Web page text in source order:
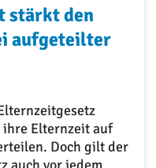
stärkt den
aufgeteilter
ihre Elternzeit auf
Doch gilt der